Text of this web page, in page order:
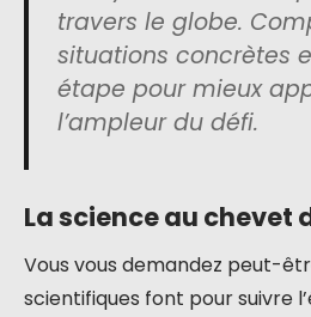
travers le globe.
situations concrètes
étape pour mieux
l’ampleur du défi.
La science au chevet
Vous vous demandez peut-
scientifiques font pour suivre